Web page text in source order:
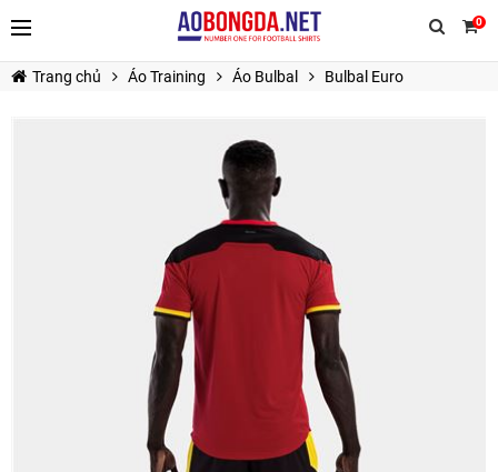
0
TIẾP TỤC MUA HÀNG
Trang chủ Áo Training Áo Bulbal Bulbal Euro